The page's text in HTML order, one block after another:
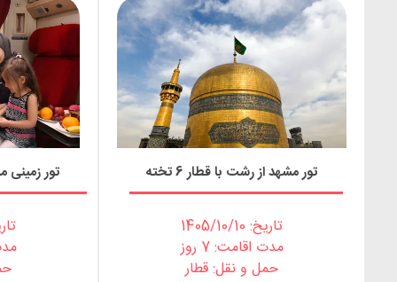
تور مشهد از رشت با قطار 6 تخته
تاریخ: 1405/10/10
مدت اقامت: 7 روز
حمل و نقل: قطار
تور زمینی مشهد